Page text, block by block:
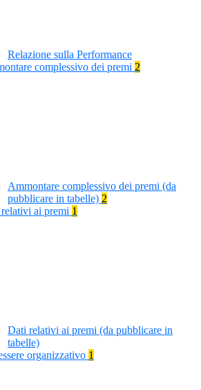
Relazione sulla Performance
complessivo dei premi 2
Ammontare complessivo dei premi (da
pubblicare in tabelle) 2
ai premi 1
Dati relativi ai premi (da pubblicare in
tabelle)
organizzativo 1